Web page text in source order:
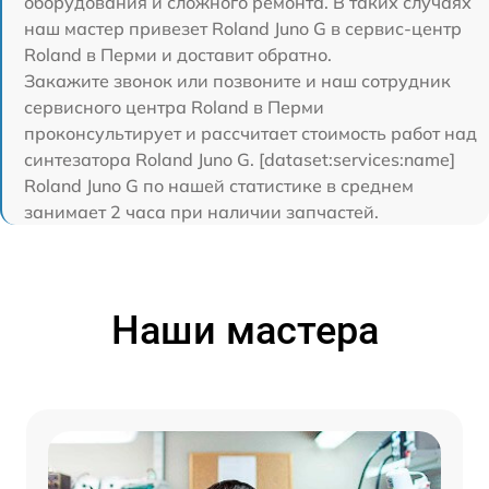
наш мастер привезет Roland Juno G в сервис-центр
Roland в Перми и доставит обратно.
Закажите звонок или позвоните и наш сотрудник
сервисного центра Roland в Перми
проконсультирует и рассчитает стоимость работ над
синтезатора Roland Juno G. [dataset:services:name]
Roland Juno G по нашей статистике в среднем
занимает 2 часа при наличии запчастей.
Наши мастера